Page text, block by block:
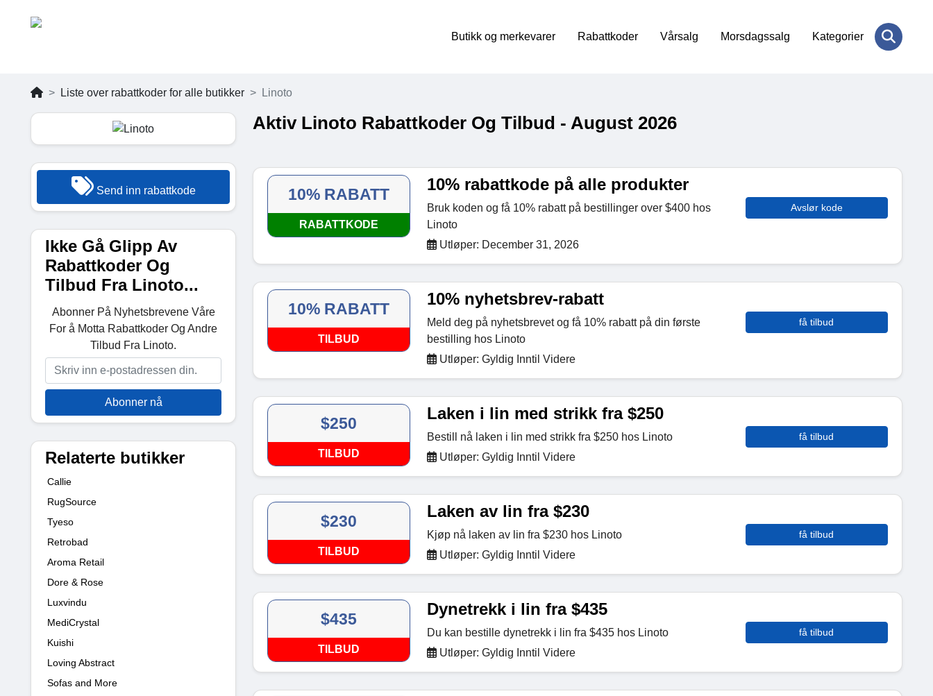
Butikk og merkevarer Rabattkoder Vårsalg Morsdagssalg Kategorier
Liste over rabattkoder for alle butikker Linoto
Send inn rabattkode
Ikke Gå Glipp Av
Rabattkoder Og
Tilbud Fra Linoto...
Abonner På Nyhetsbrevene Våre
For å Motta Rabattkoder Og Andre
Tilbud Fra Linoto.
Abonner nå
Relaterte butikker
Callie
RugSource
Tyeso
Retrobad
Aroma Retail
Dore & Rose
Luxvindu
MediCrystal
Kuishi
Loving Abstract
Sofas and More
Aktiv Linoto Rabattkoder Og Tilbud - August 2026
10% RABATT
RABATTKODE
10% rabattkode på alle produkter
Bruk koden og få 10% rabatt på bestillinger over $400 hos
Linoto
Utløper: December 31, 2026
Avslør kode
10% RABATT
TILBUD
10% nyhetsbrev-rabatt
Meld deg på nyhetsbrevet og få 10% rabatt på din første
bestilling hos Linoto
Utløper: Gyldig Inntil Videre
få tilbud
$250
TILBUD
Laken i lin med strikk fra $250
Bestill nå laken i lin med strikk fra $250 hos Linoto
Utløper: Gyldig Inntil Videre
få tilbud
$230
TILBUD
Laken av lin fra $230
Kjøp nå laken av lin fra $230 hos Linoto
Utløper: Gyldig Inntil Videre
få tilbud
$435
TILBUD
Dynetrekk i lin fra $435
Du kan bestille dynetrekk i lin fra $435 hos Linoto
Utløper: Gyldig Inntil Videre
få tilbud